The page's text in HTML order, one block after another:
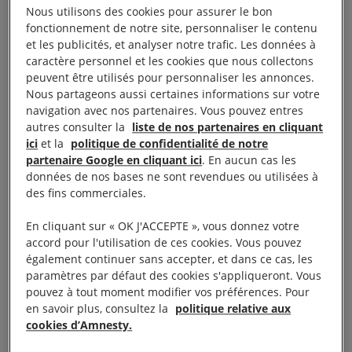
dialogue.
Tandis que se profilent à l’horizon de nouveaux
troubles sociaux, la lutte en faveur des droits
humains est plus urgente que jamais. Et ne nous y
trompons pas : les dirigeants politiques qui sèment
la haine et la division en fragilisant les droits d’autrui
se retrouveront du mauvais côté de l’histoire.
La violence inouïe des
États contre leur
population
Nous utilisons des cookies pour assurer le bon
fonctionnement de notre site, personnaliser le contenu
et les publicités, et analyser notre trafic. Les données à
caractère personnel et les cookies que nous collectons
peuvent être utilisés pour personnaliser les annonces.
Nous partageons aussi certaines informations sur votre
navigation avec nos partenaires. Vous pouvez entres
autres consulter la liste de nos partenaires en cliquant
ici et la politique de confidentialité de notre
partenaire Google en cliquant ici. En aucun cas les
données de nos bases ne sont revendues ou utilisées à
des fins commerciales.
En cliquant sur « OK J'ACCEPTE », vous donnez votre
accord pour l'utilisation de ces cookies. Vous pouvez
également continuer sans accepter, et dans ce cas, les
paramètres par défaut des cookies s'appliqueront. Vous
pouvez à tout moment modifier vos préférences. Pour
en savoir plus, consultez la politique relative aux
cookies d’Amnesty.